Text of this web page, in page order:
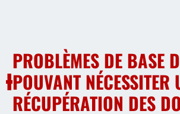
PROBLÈMES DE BASE
POUVANT NÉCESSITER
RÉCUPÉRATION DES